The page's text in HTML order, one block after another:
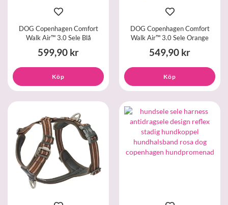
DOG Copenhagen Comfort
Walk Air™ 3.0 Sele Blå
599,90 kr
Köp
DOG Copenhagen Comfort
Walk Air™ 3.0 Sele Orange
549,90 kr
Köp